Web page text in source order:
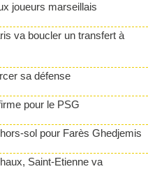
joueurs marseillais
va boucler un transfert à
sa défense
pour le PSG
sol pour Farès Ghedjemis
Saint-Etienne va